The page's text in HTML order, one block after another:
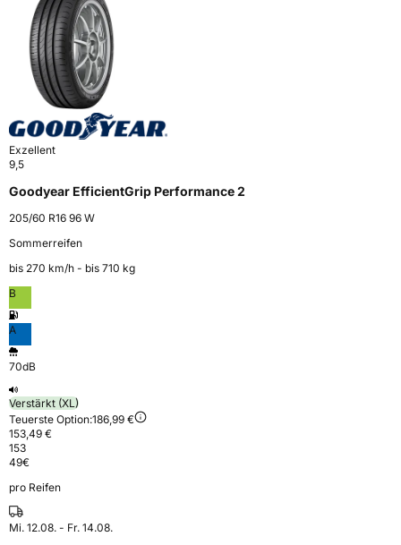
Exzellent
9,5
Goodyear EfficientGrip Performance 2
205/60 R16 96 W
Sommerreifen
bis 270 km⁠/⁠h - bis 710 kg
B
A
70dB
Verstärkt (XL)
Teuerste Option:186,99 €
153,49 €
153
49€
pro Reifen
Mi. 12.08. - Fr. 14.08.